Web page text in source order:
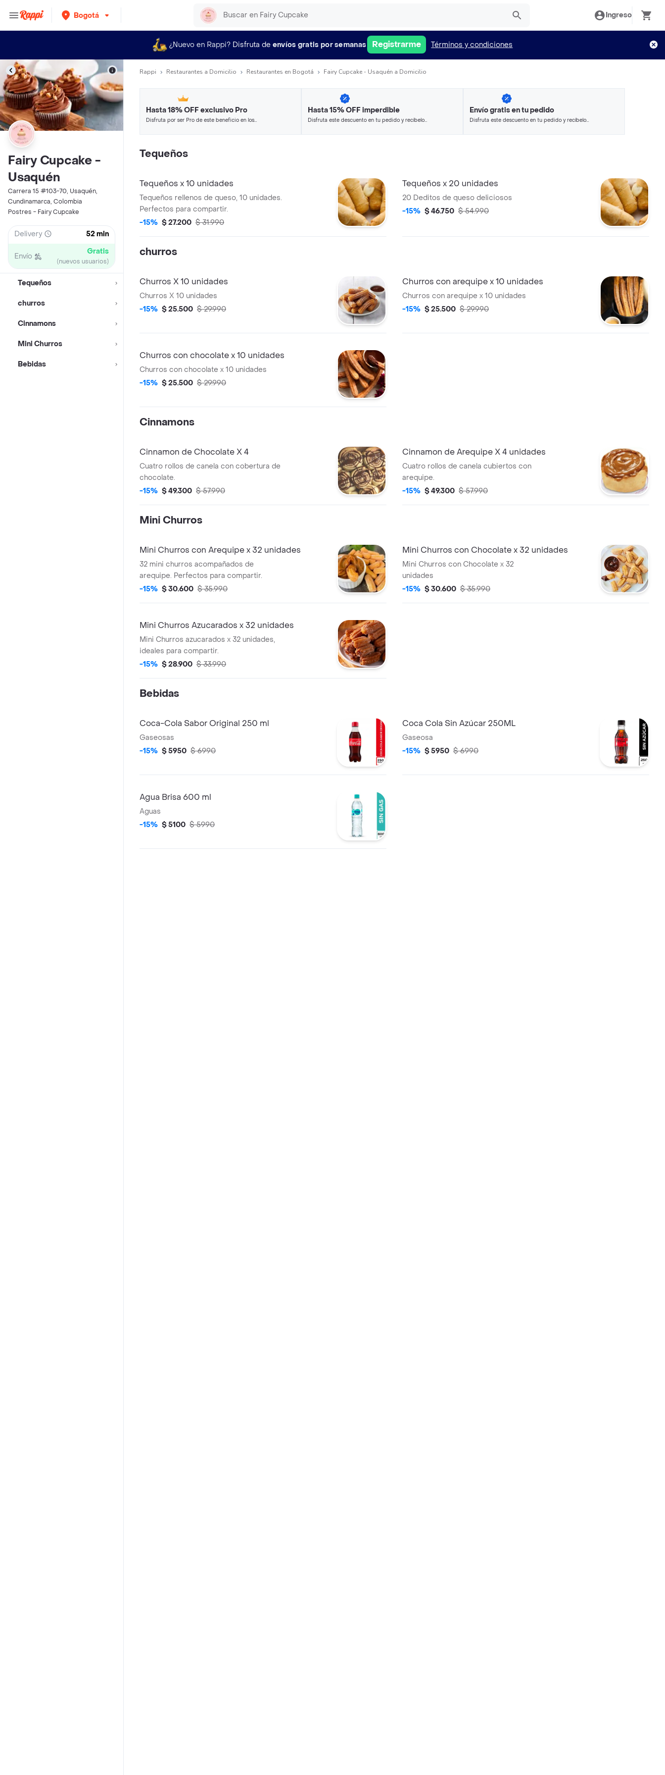
Bogotá Ingreso
¿Nuevo en Rappi? Disfruta de envíos gratis por semanas Registrarme Términos y condiciones
Fairy Cupcake -
Usaquén
Carrera 15 #103-70, Usaquén,
Cundinamarca, Colombia
Postres - Fairy Cupcake
Delivery 52 min
Envío Gratis
(nuevos usuarios)
Tequeños
churros
Cinnamons
Mini Churros
Bebidas
Rappi Restaurantes a Domicilio Restaurantes en Bogotá Fairy Cupcake - Usaquén a Domicilio
Hasta 18% OFF exclusivo Pro
Disfruta por ser Pro de este beneficio en los
Hasta 15% OFF imperdible
Disfruta este descuento en tu pedido y recíbelo
Envío gratis en tu pedido
Disfruta este descuento en tu pedido y recíbelo
Tequeños
Tequeños x 10 unidades
Tequeños rellenos de queso, 10 unidades.
Perfectos para compartir.
-15% $ 27.200 $ 31.990
Tequeños x 20 unidades
20 Deditos de queso deliciosos
-15% $ 46.750 $ 54.990
churros
Churros X 10 unidades
Churros X 10 unidades
-15% $ 25.500 $ 29.990
Churros con arequipe x 10 unidades
Churros con arequipe x 10 unidades
-15% $ 25.500 $ 29.990
Churros con chocolate x 10 unidades
Churros con chocolate x 10 unidades
-15% $ 25.500 $ 29.990
Cinnamons
Cinnamon de Chocolate X 4
Cuatro rollos de canela con cobertura de
chocolate.
-15% $ 49.300 $ 57.990
Cinnamon de Arequipe X 4 unidades
Cuatro rollos de canela cubiertos con
arequipe.
-15% $ 49.300 $ 57.990
Mini Churros
Mini Churros con Arequipe x 32 unidades
32 mini churros acompañados de
arequipe. Perfectos para compartir.
-15% $ 30.600 $ 35.990
Mini Churros con Chocolate x 32 unidades
Mini Churros con Chocolate x 32
unidades
-15% $ 30.600 $ 35.990
Mini Churros Azucarados x 32 unidades
Mini Churros azucarados x 32 unidades,
ideales para compartir.
-15% $ 28.900 $ 33.990
Bebidas
Coca-Cola Sabor Original 250 ml
Gaseosas
-15% $ 5950 $ 6990
Coca Cola Sin Azúcar 250ML
Gaseosa
-15% $ 5950 $ 6990
Agua Brisa 600 ml
Aguas
-15% $ 5100 $ 5990